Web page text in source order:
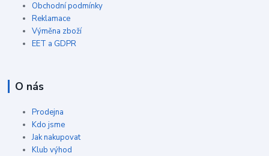
Obchodní podmínky
Reklamace
Výměna zboží
EET a GDPR
O nás
Prodejna
Kdo jsme
Jak nakupovat
Klub výhod